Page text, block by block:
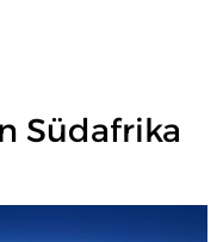
Südafrika